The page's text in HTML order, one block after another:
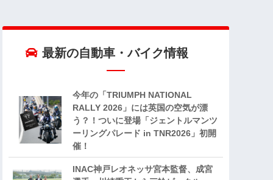
最新の自動車・バイク情報
今年の「TRIUMPH NATIONAL
RALLY 2026」には英国の空気が漂
う？！ついに登場「ジェントルマンツ
ーリングパレード in TNR2026」初開
催！
INAC神戸レオネッサ宮本監督、成宮